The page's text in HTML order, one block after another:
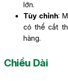
lớn.
Tùy chỉnh:
có thể cắt
hàng.
Chiều Dài